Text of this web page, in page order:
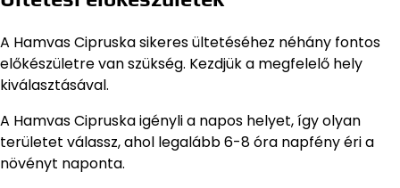
A Hamvas Cipruska sikeres ültetéséhez néhány fontos
előkészületre van szükség. Kezdjük a megfelelő hely
kiválasztásával.
A Hamvas Cipruska igényli a napos helyet, így olyan
területet válassz, ahol legalább 6-8 óra napfény éri a
növényt naponta.